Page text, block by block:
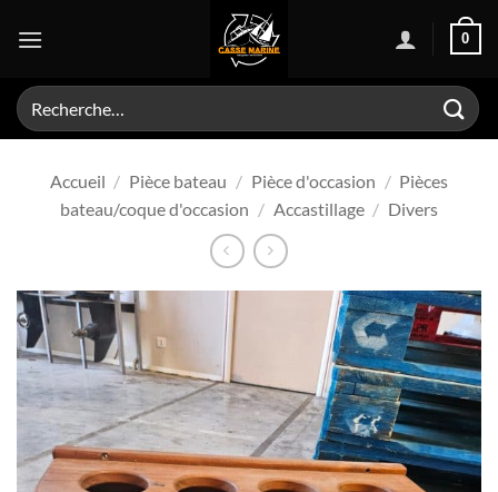
0
Recherche
pour :
Accueil / Pièce bateau / Pièce d'occasion / Pièces
bateau/coque d'occasion / Accastillage / Divers